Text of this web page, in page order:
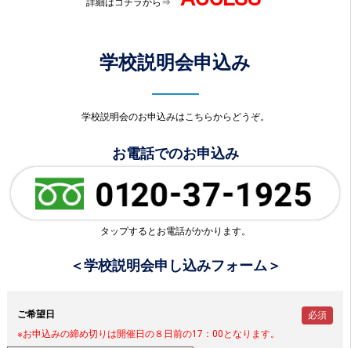
詳細はコチラから⇒
学校説明会申込み
学校説明会のお申込みはこちらからどうぞ。
お電話でのお申込み
タップするとお電話がかかります。
＜学校説明会申し込みフォーム＞
ご希望日
必須
※お申込みの締め切りは開催日の８日前の17：00となります。